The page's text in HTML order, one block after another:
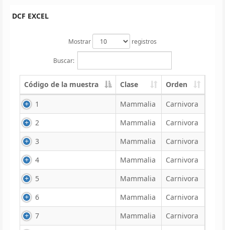
DCF EXCEL
Mostrar registros
Buscar:
Código de la muestra Clase Orden
1 Mammalia
Carnivora
2
Mammalia
Carnivora
3
Mammalia
Carnivora
4
Mammalia
Carnivora
5
Mammalia
Carnivora
6
Mammalia
Carnivora
7
Mammalia
Carnivora